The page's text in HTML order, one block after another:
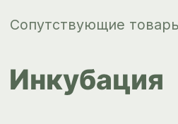
+7 343 264
51 17© ИПС «Сведловская» 2023
Политика конфиденциальности
Согласие на обработку